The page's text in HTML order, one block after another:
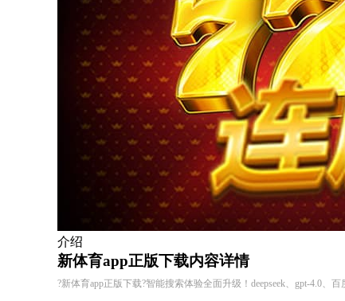
介绍
新体育app正版下载内容详情
?新体育app正版下载?智能搜索体验全面升级！deepseek、gpt-4.0、